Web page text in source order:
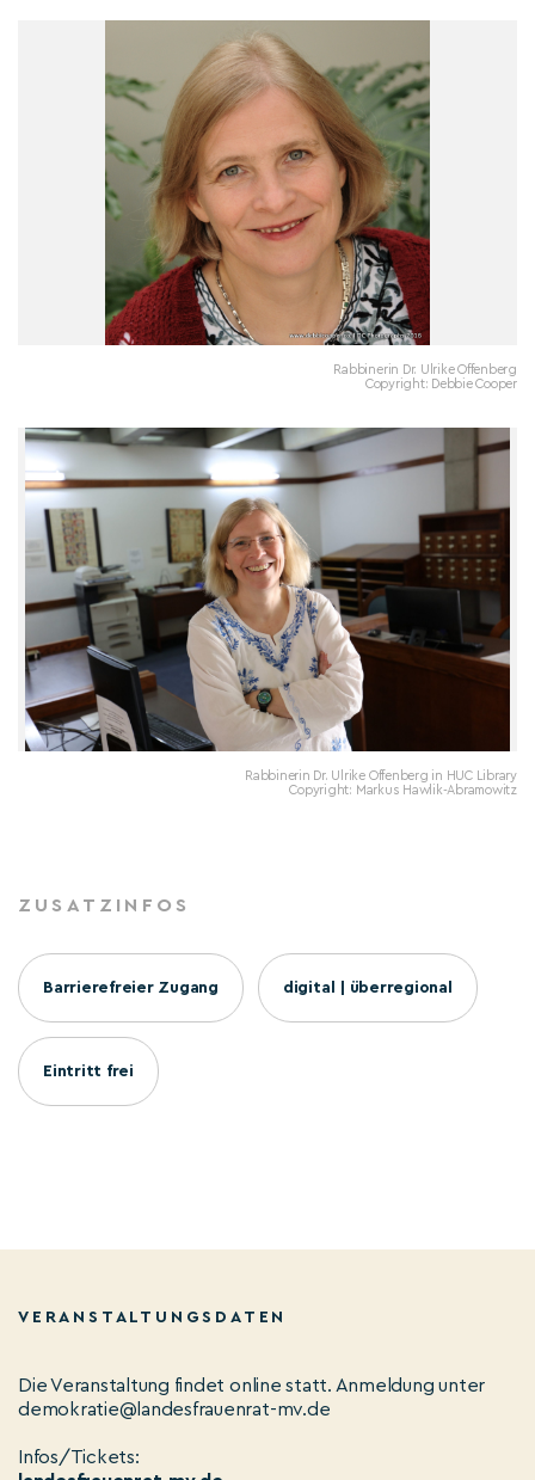
Rabbinerin Dr. Ulrike Offenberg
Copyright: Debbie Cooper
Rabbinerin Dr. Ulrike Offenberg in HUC Library
Copyright: Markus Hawlik-Abramowitz
ZUSATZINFOS
Barrierefreier Zugang digital | überregional
Eintritt frei
VERANSTALTUNGSDATEN
Die Veranstaltung findet online statt. Anmeldung unter
demokratie@landesfrauenrat-mv.de
Infos/Tickets: